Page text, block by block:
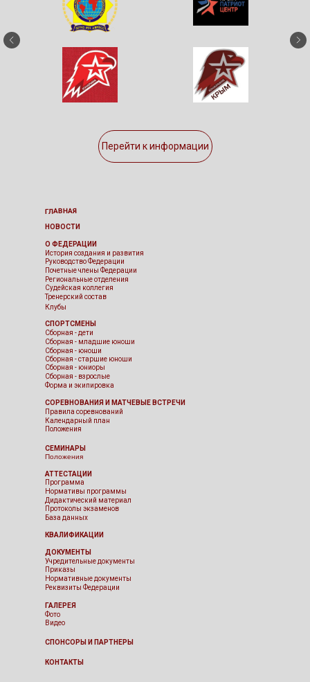
Перейти к информации
ГЛАВНАЯ
История создания и развития
СОРЕВНОВАНИЯ И МАТЧЕВЫЕ ВСТРЕЧИ
Сборная - дети
Правила соревнований
НОВОСТИ
О ФЕДЕРАЦИИ
СПОРТСМЕНЫ
СЕМИНАРЫ
Положения
АТТЕСТАЦИИ
КВАЛИФИКАЦИИ
ДОКУМЕНТЫ
Учредительные документы
ГАЛЕРЕЯ
Фото
СПОНСОРЫ И ПАРТНЕРЫ
КОНТАКТЫ
Программа
Судейская коллегия
Почетные члены Федерации
Руководство Федерации
Тренерский состав
Клубы
Региональные отделения
Сборная - юниоры
Форма и экипировка
Сборная - старшие юноши
Сборная - юноши
Сборная - взрослые
Сборная - младшие юноши
Календарный план
База данных
Дидактический материал
Нормативы программы
Протоколы экзаменов
Нормативные документы
Приказы
Реквизиты Федерации
Видео
Положения